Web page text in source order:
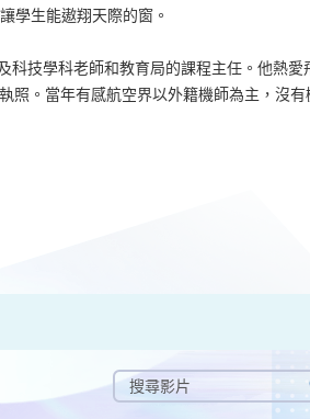
學生能遨翔天際的窗。
科技學科老師和教育局的課程主任。他熱愛
照。當年有感航空界以外籍機師為主，沒有
搜
尋